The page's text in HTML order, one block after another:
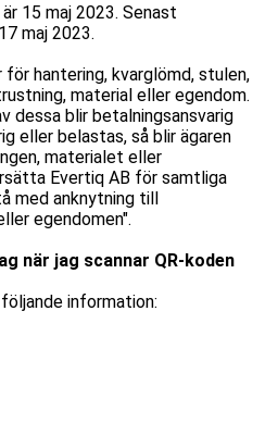
15 maj 2023. Senast
maj 2023.
hantering, kvarglömd, stulen,
material eller egendom.
dessa blir betalningsansvarig
eller belastas, så blir ägaren
materialet eller
Evertiq AB för samtliga
med anknytning till
egendomen".
när jag scannar QR-koden